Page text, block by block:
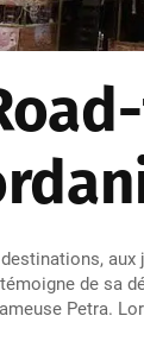
de sa
Petra.